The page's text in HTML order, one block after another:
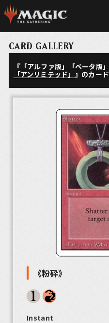
CARD GALLERY
『 「アルファ版」「ベータ版」
「アンリミテッド」』のカード
《粉砕》
Instant